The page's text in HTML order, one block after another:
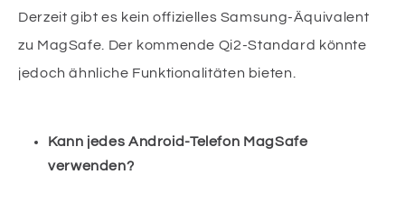
Derzeit gibt es kein offizielles Samsung-Äquivalent
zu MagSafe. Der kommende Qi2-Standard könnte
jedoch ähnliche Funktionalitäten bieten.
Kann jedes Android-Telefon MagSafe
verwenden?